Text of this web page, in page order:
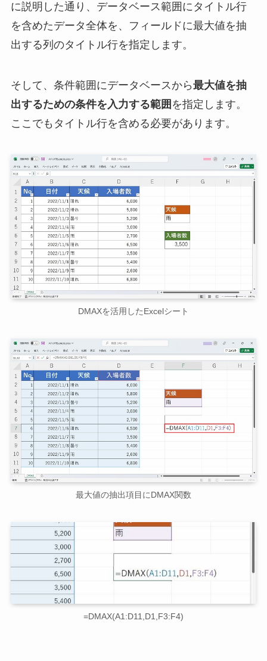
に説明した通り、データベース範囲にタイトル行
を含めたデータ全体を、フィールドに最大値を抽
出する列のタイトル行を指定します。
そして、条件範囲にデータベースから最大値を抽
出するための条件を入力する範囲 を指定します。
ここでもタイトル行を含める必要があります。
DMAXを活用したExcelシート
最大値の抽出項目にDMAX関数
=DMAX(A1:D11,D1,F3:F4)